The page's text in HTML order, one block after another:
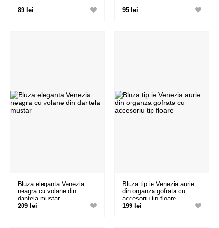
89 lei
95 lei
Bluza eleganta Venezia
neagra cu volane din
dantela mustar
209 lei
Bluza tip ie Venezia aurie
din organza gofrata cu
accesoriu tip floare
199 lei